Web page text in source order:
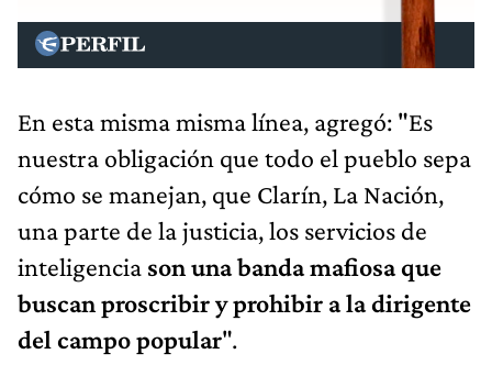
En esta misma misma línea, agregó: "Es
nuestra obligación que todo el pueblo sepa
cómo se manejan, que Clarín, La Nación,
una parte de la justicia, los servicios de
inteligencia son una banda mafiosa que
buscan proscribir y prohibir a la dirigente
del campo popular".